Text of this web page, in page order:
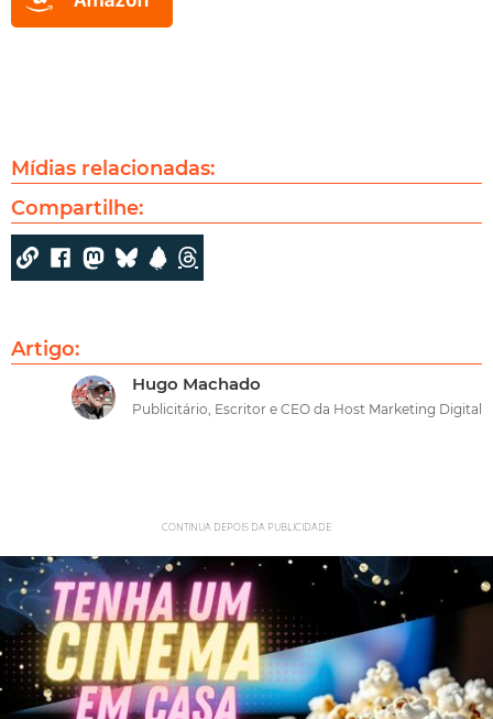
Mídias relacionadas:
Compartilhe:
Artigo:
Hugo Machado
Publicitário, Escritor e CEO da Host Marketing Digital
CONTINUA DEPOIS DA PUBLICIDADE